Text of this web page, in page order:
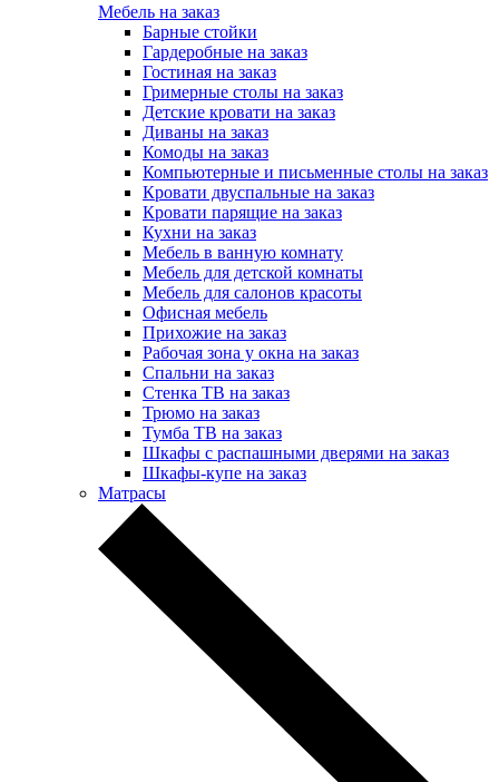
Мебель на заказ
Барные стойки
Гардеробные на заказ
Гостиная на заказ
Гримерные столы на заказ
Детские кровати на заказ
Диваны на заказ
Комоды на заказ
Компьютерные и письменные столы на заказ
Кровати двуспальные на заказ
Кровати парящие на заказ
Кухни на заказ
Мебель в ванную комнату
Мебель для детской комнаты
Мебель для салонов красоты
Офисная мебель
Прихожие на заказ
Рабочая зона у окна на заказ
Спальни на заказ
Стенка ТВ на заказ
Трюмо на заказ
Тумба ТВ на заказ
Шкафы с распашными дверями на заказ
Шкафы-купе на заказ
Матрасы